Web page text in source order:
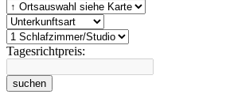
Tagesrichtpreis:
suchen